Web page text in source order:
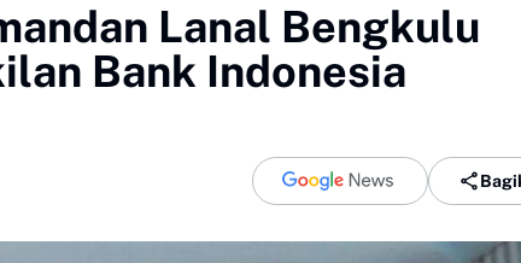
Lanal Bengkulu
Bank Indonesia